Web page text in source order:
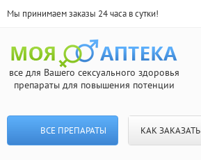
Мы принимаем заказы 24 часа в сутки!
все для Вашего сексуального здоровья
препараты для повышения потенции
ВСЕ ПРЕПАРАТЫ КАК ЗАКАЗАТЬ